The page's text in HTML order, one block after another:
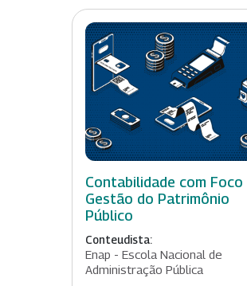
Contabilidade com Foco
Gestão do Patrimônio
Público
Conteudista:
Enap - Escola Nacional de
Administração Pública